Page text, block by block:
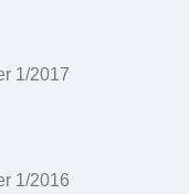
1/2017
1/2016